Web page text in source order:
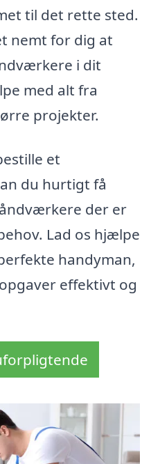
til det rette sted.
nemt for dig at
i dit
med alt fra
projekter.
et
du hurtigt få
der er
Lad os hjælpe
handyman,
effektivt og